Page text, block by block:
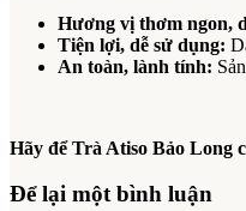
Hương vị thơm ngon,
Tiện lợi, dễ sử dụng:
An toàn, lành tính:
Hãy để Trà Atiso Bảo Long
Để lại một bình luận